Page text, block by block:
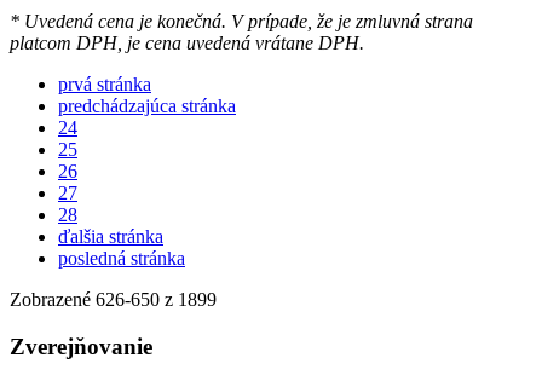
* Uvedená cena je konečná. V prípade, že je zmluvná strana
platcom DPH, je cena uvedená vrátane DPH.
prvá stránka
predchádzajúca stránka
24
25
26
27
28
ďalšia stránka
posledná stránka
Zobrazené 626-650 z 1899
Zverejňovanie